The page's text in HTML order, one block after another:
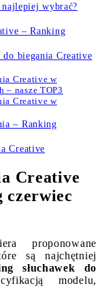
najlepiej wybrać?
– Ranking
biegania Creative
Creative w
nasze TOP3
Creative w
– Ranking
Creative
Creative
czerwiec
proponowane
są najchętniej
słuchawek do
modelu,